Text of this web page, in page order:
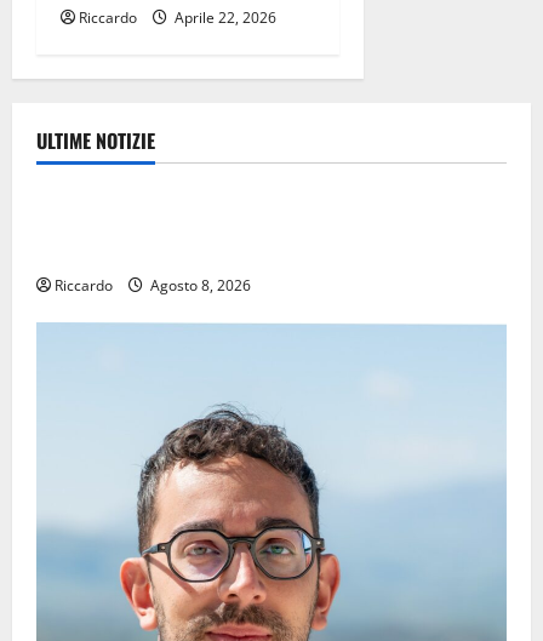
Riccardo Aprile 22, 2026
ULTIME NOTIZIE
Eventi
Riccardo Agosto 8, 2026